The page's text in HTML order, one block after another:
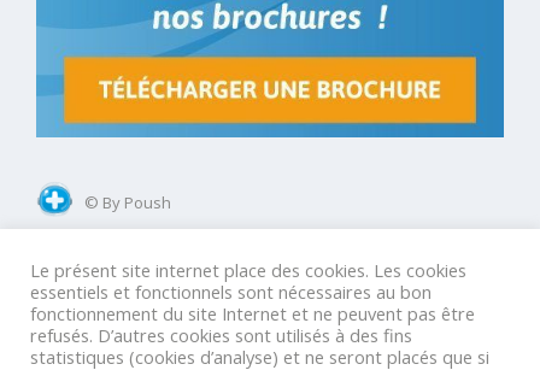
© By Poush
Mentions légales
Conditions Générales Groupes
Conditions Générales GIR
Conditions Générales Agences
Le présent site internet place des cookies. Les cookies
essentiels et fonctionnels sont nécessaires au bon
fonctionnement du site Internet et ne peuvent pas être
refusés. D’autres cookies sont utilisés à des fins
statistiques (cookies d’analyse) et ne seront placés que si